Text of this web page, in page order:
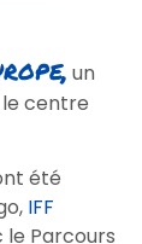
un
centre
été
IFF
le Parcours